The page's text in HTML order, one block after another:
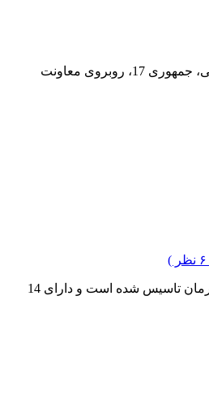
کرمان، بلوار جمهوری اسلامی، جمهوری 17، روبروی معاونت
هتل کرمانیا در سال 96 در کرمان تاسیس شده است و دارای 14